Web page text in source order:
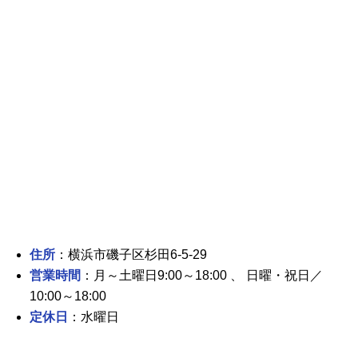
住所 ：横浜市磯子区杉田6-5-29
営業時間 ：月～土曜日9:00～18:00 、 日曜・祝日／
10:00～18:00
定休日
：水曜日